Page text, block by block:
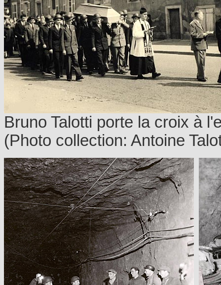
Bruno Talotti porte la croix à
(Photo collection: Antoine